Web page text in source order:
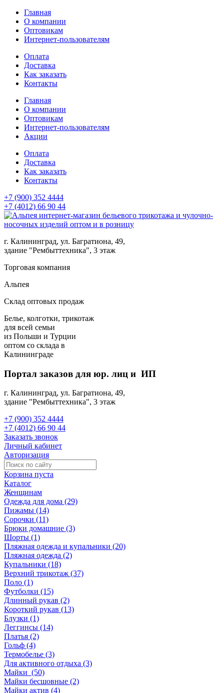
Главная
О компании
Оптовикам
Интернет-пользователям
Оплата
Доставка
Как заказать
Контакты
Главная
О компании
Оптовикам
Интернет-пользователям
Акции
Оплата
Доставка
Как заказать
Контакты
+7 (900) 352 4444
+7 (4012) 66 90 44
г. Калининград, ул. Багратиона, 49,
здание "Рембыттехника", 3 этаж
Торговая компания
Альпея
Склад оптовых продаж
Белье, колготки, трикотаж
для всей семьи
из Польши и Турции
оптом со склада в
Калининграде
Портал заказов для юр. лиц и ИП
г. Калининград, ул. Багратиона, 49,
здание "Рембыттехника", 3 этаж
+7 (900) 352 4444
+7 (4012) 66 90 44
Заказать звонок
Личный кабинет
Авторизация
Корзина пуста
Каталог
Женщинам
Одежда для дома (29)
Пижамы (14)
Сорочки (11)
Брюки домашние (3)
Шорты (1)
Пляжная одежда и купальники (20)
Пляжная одежда (2)
Купальники (18)
Верхний трикотаж (37)
Поло (1)
Футболки (15)
Длинный рукав (2)
Короткий рукав (13)
Блузки (1)
Леггинсы (14)
Платья (2)
Гольф (4)
Термобелье (3)
Для активного отдыха (3)
Майки (50)
Майки бесшовные (2)
Майки актив (4)